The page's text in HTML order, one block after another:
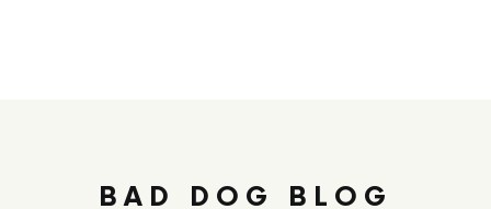
BAD DOG BLOG